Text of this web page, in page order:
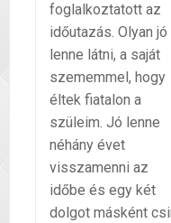
foglalkoztatott az
időutazás. Olyan jó
lenne látni, a saját
szememmel, hogy
éltek fiatalon a
szüleim. Jó lenne
néhány évet
visszamenni az
időbe és egy két
dolgot másként